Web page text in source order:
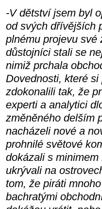
-V dětství jsem byl
od svých dřívějších
plnému projevu své
důstojníci stali se
nimiž prchala
Dovednosti, které
zdokonalili tak, že
experti a analytici
změněného delším
nacházeli nové a
prohnilé světové
dokázali s
ukrývali na
tom, že piráti
bachratými